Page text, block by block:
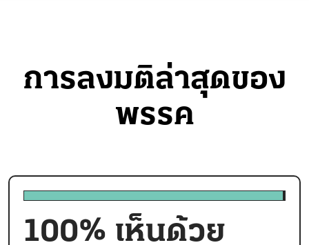
การลงมติล่าสุดของ
พรรค
100% เห็นด้วย